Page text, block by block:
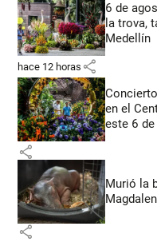
6 de
la trova,
Medellín
hace 12 horas share
en el
este 6
share
Murió la
share